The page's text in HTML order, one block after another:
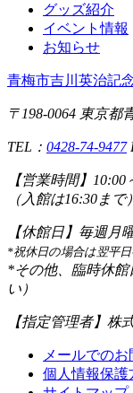
グッズ紹介
イベント情報
お知らせ
青梅市吉川英治記
〒198-0064 東京都
TEL： 0428-74-9477
【営業時間】 10:00
（入館は16:30まで）
【休館日】 毎週月
*祝休日の場合は翌平日
*その他、臨時休館
い）
【指定管理者】 株
メールでの
個人情報保護